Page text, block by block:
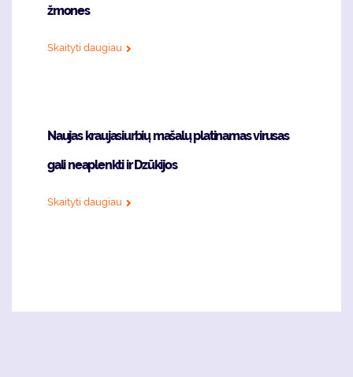
žmones
Skaityti daugiau
Naujas kraujasiurbių mašalų platinamas virusas
gali neaplenkti ir Dzūkijos
Skaityti daugiau